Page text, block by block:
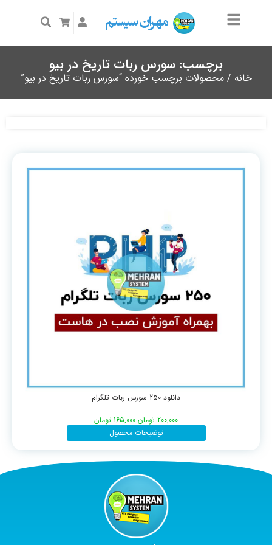
برچسب: سورس ربات تاریخ در بیو
خانه / محصولات برچسب خورده “سورس ربات تاریخ در بیو”
دانلود 250 سورس ربات تلگرام
200,000 تومان 165,000 تومان
توضیحات محصول